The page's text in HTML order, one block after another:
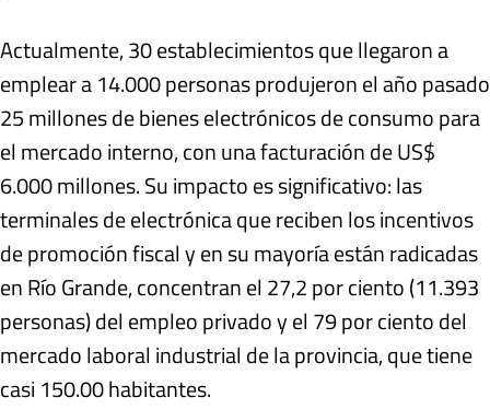
Actualmente, 30 establecimientos que llegaron a
emplear a 14.000 personas produjeron el año pasado
25 millones de bienes electrónicos de consumo para
el mercado interno, con una facturación de US$
6.000 millones. Su impacto es significativo: las
terminales de electrónica que reciben los incentivos
de promoción fiscal y en su mayoría están radicadas
en Río Grande, concentran el 27,2 por ciento (11.393
personas) del empleo privado y el 79 por ciento del
mercado laboral industrial de la provincia, que tiene
casi 150.00 habitantes.